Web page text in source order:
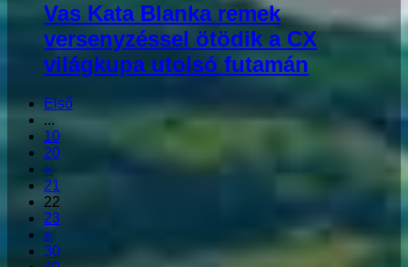
Vas Kata Blanka remek
versenyzéssel ötödik a CX
világkupa utolsó futamán
Első
...
10
20
«
21
22
23
»
30